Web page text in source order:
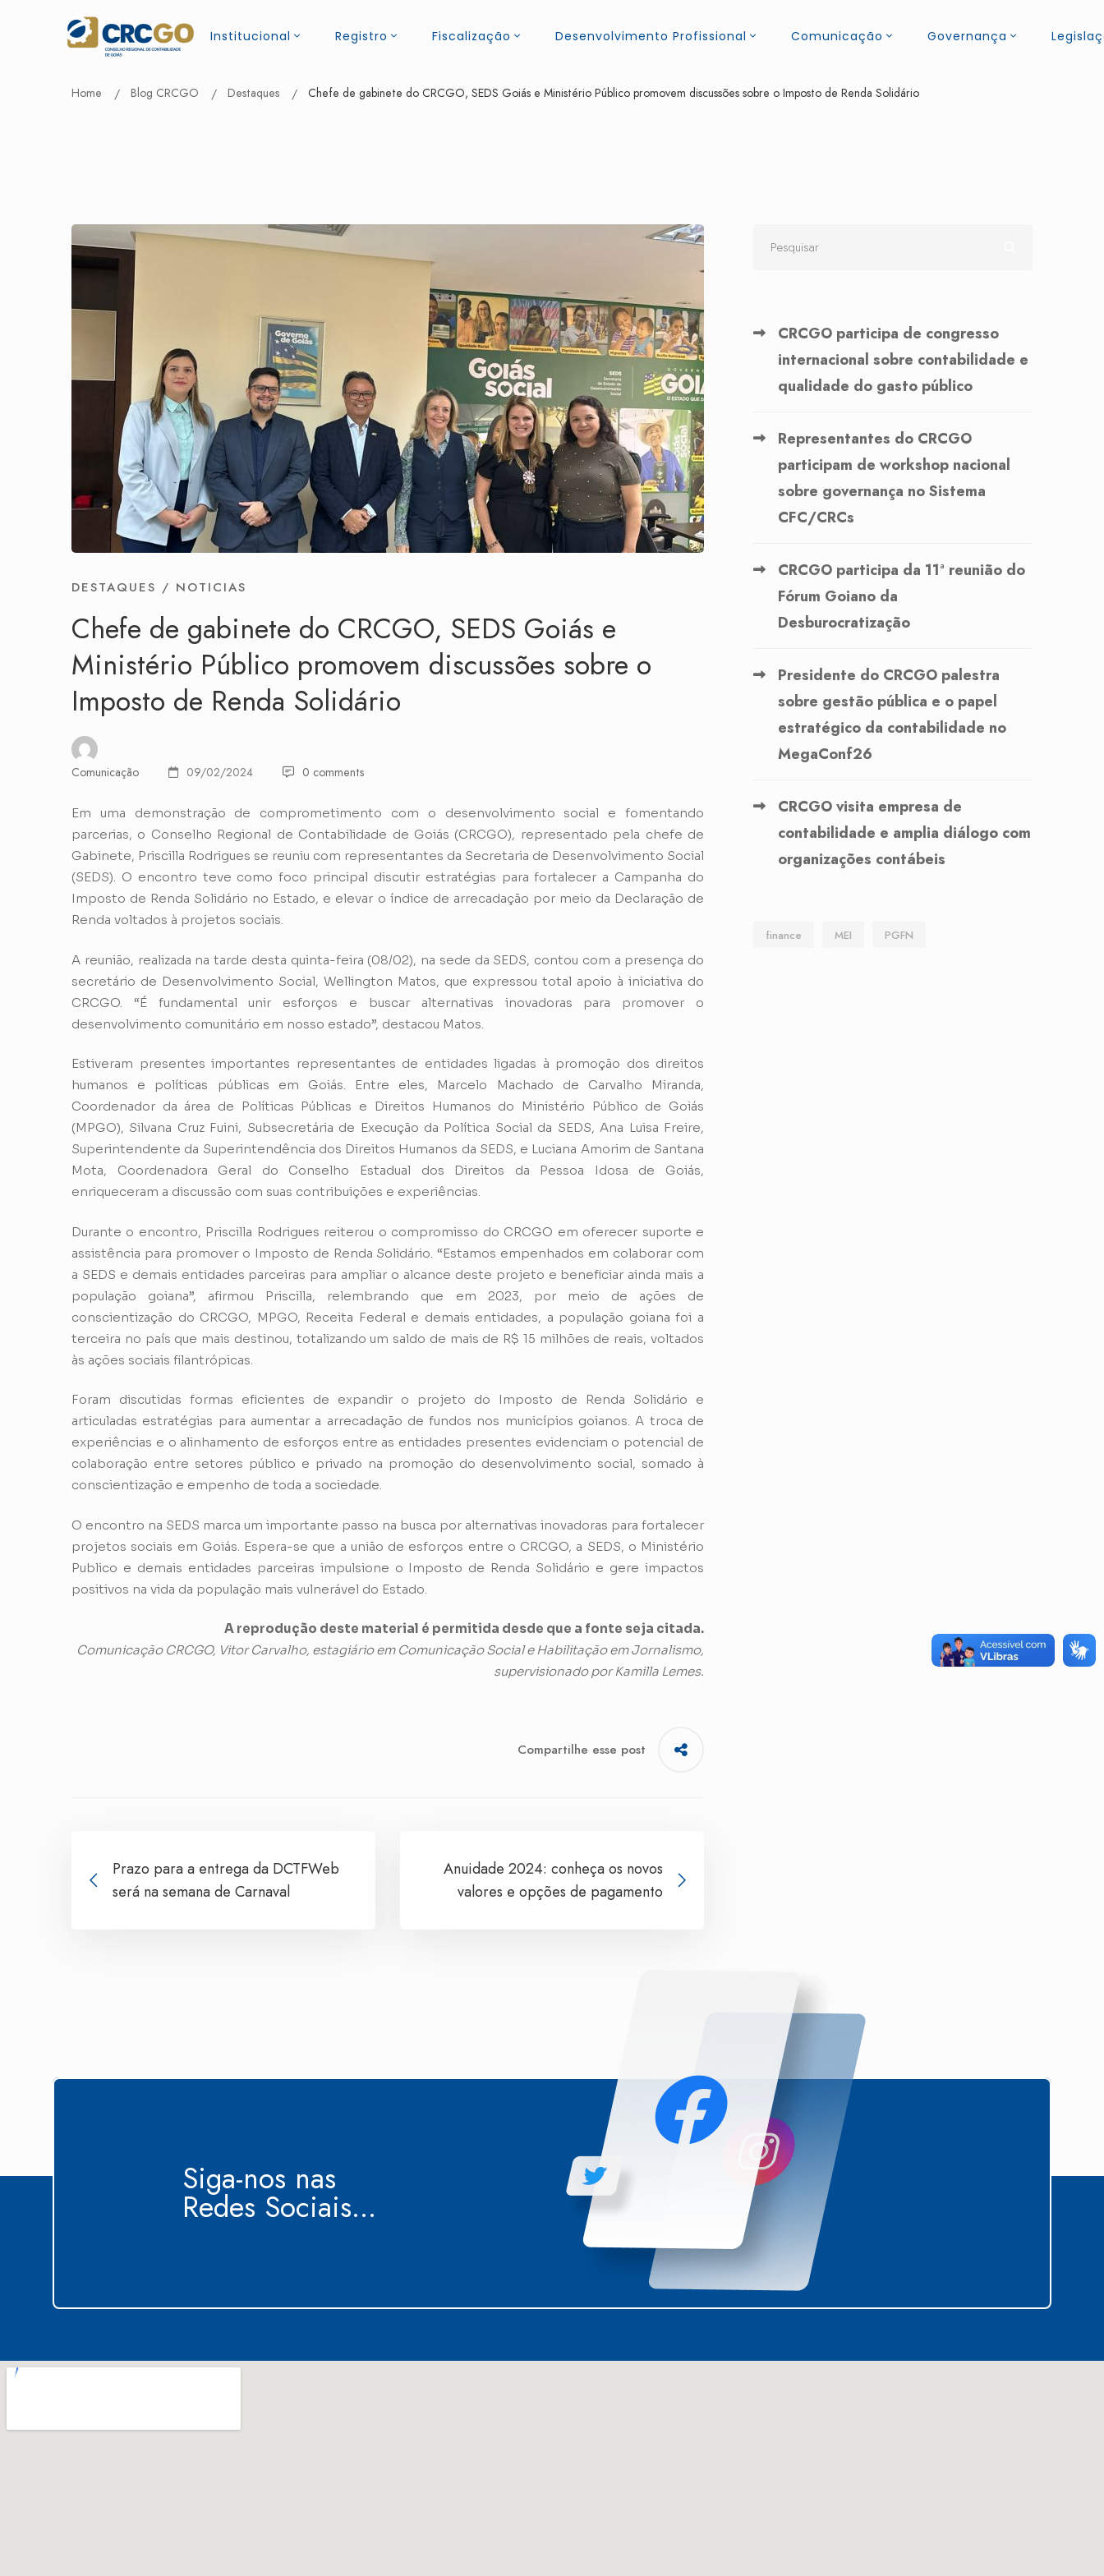
Institucional Registro Fiscalização Desenvolvimento Profissional Comunicação Governança
Home Blog CRCGO Destaques Chefe de gabinete do CRCGO, SEDS Goiás e Ministério Público promovem discussões sobre o Imposto de Renda Solidário
DESTAQUES / NOTICIAS
Chefe de gabinete do CRCGO, SEDS Goiás e
Ministério Público promovem discussões sobre o
Imposto de Renda Solidário
Comunicação 09/02/2024 0 comments
Em uma demonstração de comprometimento com o desenvolvimento social e fomentando
parcerias, o Conselho Regional de Contabilidade de Goiás (CRCGO), representado pela chefe de
Gabinete, Priscilla Rodrigues se reuniu com representantes da Secretaria de Desenvolvimento Social
(SEDS). O encontro teve como foco principal discutir estratégias para fortalecer a Campanha do
Imposto de Renda Solidário no Estado, e elevar o índice de arrecadação por meio da Declaração de
Renda voltados à projetos sociais.
A reunião, realizada na tarde desta quinta-feira (08/02), na sede da SEDS, contou com a presença do
secretário de Desenvolvimento Social, Wellington Matos, que expressou total apoio à iniciativa do
CRCGO. “É fundamental unir esforços e buscar alternativas inovadoras para promover o
desenvolvimento comunitário em nosso estado”, destacou Matos.
Estiveram presentes importantes representantes de entidades ligadas à promoção dos direitos
humanos e políticas públicas em Goiás. Entre eles, Marcelo Machado de Carvalho Miranda,
Coordenador da área de Políticas Públicas e Direitos Humanos do Ministério Público de Goiás
(MPGO), Silvana Cruz Fuini, Subsecretária de Execução da Política Social da SEDS, Ana Luisa Freire,
Superintendente da Superintendência dos Direitos Humanos da SEDS, e Luciana Amorim de Santana
Mota, Coordenadora Geral do Conselho Estadual dos Direitos da Pessoa Idosa de Goiás,
enriqueceram a discussão com suas contribuições e experiências.
Durante o encontro, Priscilla Rodrigues reiterou o compromisso do CRCGO em oferecer suporte e
assistência para promover o Imposto de Renda Solidário. “Estamos empenhados em colaborar com
a SEDS e demais entidades parceiras para ampliar o alcance deste projeto e beneficiar ainda mais a
população goiana”, afirmou Priscilla, relembrando que em 2023, por meio de ações de
conscientização do CRCGO, MPGO, Receita Federal e demais entidades, a população goiana foi a
terceira no país que mais destinou, totalizando um saldo de mais de R$ 15 milhões de reais, voltados
às ações sociais filantrópicas.
Foram discutidas formas eficientes de expandir o projeto do Imposto de Renda Solidário e
articuladas estratégias para aumentar a arrecadação de fundos nos municípios goianos. A troca de
experiências e o alinhamento de esforços entre as entidades presentes evidenciam o potencial de
colaboração entre setores público e privado na promoção do desenvolvimento social, somado à
conscientização e empenho de toda a sociedade.
O encontro na SEDS marca um importante passo na busca por alternativas inovadoras para fortalecer
projetos sociais em Goiás. Espera-se que a união de esforços entre o CRCGO, a SEDS, o Ministério
Publico e demais entidades parceiras impulsione o Imposto de Renda Solidário e gere impactos
positivos na vida da população mais vulnerável do Estado.
A reprodução deste material é permitida desde que a fonte seja citada.
Comunicação CRCGO, Vitor Carvalho, estagiário em Comunicação Social e Habilitação em Jornalismo,
supervisionado por Kamilla Lemes.
Compartilhe esse post
Prazo para a entrega da DCTFWeb
será na semana de Carnaval
Anuidade 2024: conheça os novos
valores e opções de pagamento
CRCGO participa de congresso
internacional sobre contabilidade e
qualidade do gasto público
Representantes do CRCGO
participam de workshop nacional
sobre governança no Sistema
CFC/CRCs
CRCGO participa da 11ª reunião do
Fórum Goiano da
Desburocratização
Presidente do CRCGO palestra
sobre gestão pública e o papel
estratégico da contabilidade no
MegaConf26
CRCGO visita empresa de
contabilidade e amplia diálogo com
organizações contábeis
finance MEI PGFN
Siga-nos nas
Redes Sociais...